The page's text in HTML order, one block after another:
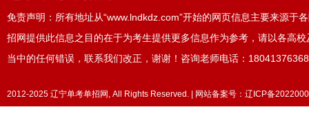
免责声明：所有地址从“www.lndkdz.com”开始的网页信息主要来源于
招网提供此信息之目的在于为考生提供更多信息作为参考，请以各高
当中的任何错误，联系我们改正，谢谢！咨询老师电话：18041376368
2012-2025 辽宁单考单招网, All Rights Reserved. | 网站备案号： 辽ICP备